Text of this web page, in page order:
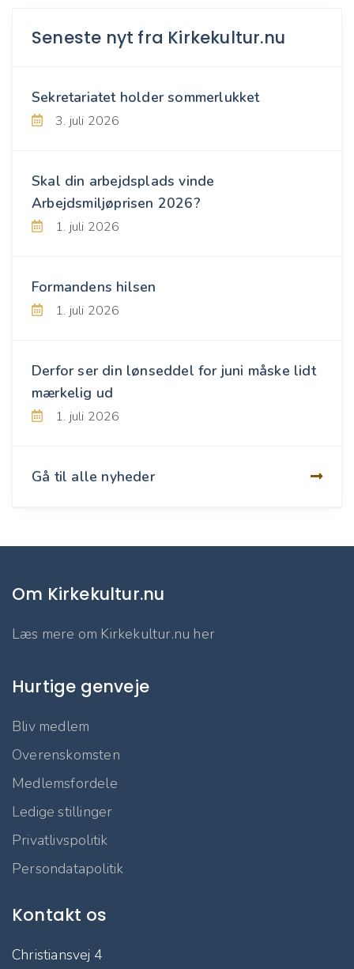
Seneste nyt fra Kirkekultur.nu
Sekretariatet holder sommerlukket
3. juli 2026
Skal din arbejdsplads vinde
Arbejdsmiljøprisen 2026?
1. juli 2026
Formandens hilsen
1. juli 2026
Derfor ser din lønseddel for juni måske lidt
mærkelig ud
1. juli 2026
Gå til alle nyheder
Om Kirkekultur.nu
Læs mere om Kirkekultur.nu her
Hurtige genveje
Bliv medlem
Overenskomsten
Medlemsfordele
Ledige stillinger
Privatlivspolitik
Persondatapolitik
Kontakt os
Christiansvej 4